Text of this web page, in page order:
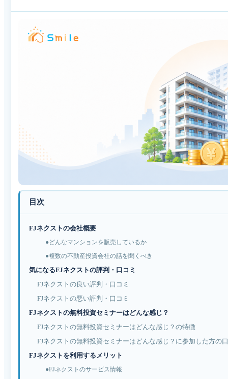
目次
FJネクストの会社概要
●どんなマンションを販売しているか
●複数の不動産投資会社の話を聞くべき
気になるFJネクストの評判・口コミ
FJネクストの良い評判・口コミ
FJネクストの悪い評判・口コミ
FJネクストの無料投資セミナーはどんな感じ？
FJネクストの無料投資セミナーはどんな感じ？の特徴
FJネクストの無料投資セミナーはどんな感じ？に参加した方の
FJネクストを利用するメリット
●FJネクストのサービス情報